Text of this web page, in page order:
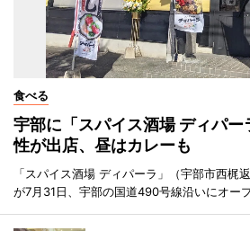
食べる
宇部に「スパイス酒場 ディパ
性が出店、昼はカレーも
「スパイス酒場 ディパーラ」（宇部市西梶
が7月31日、宇部の国道490号線沿いにオープ